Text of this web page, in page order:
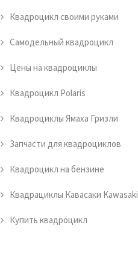
Квадроцикл своими руками
Самодельный квадроцикл
Цены на квадроциклы
Квадроцикл Polaris
Квадроциклы Ямаха Гризли
Запчасти для квадроциклов
Квадроцикл на бензине
Квадрациклы Кавасаки Kawasaki
Купить квадроцикл